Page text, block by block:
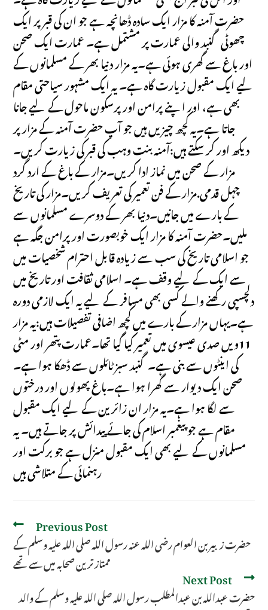
حضرت آمنہ کا مزار ایک سادہ ڈھانچہ ہے جو ان کی قبر پر ایک
چھوٹی گنبد والی عمارت پر مشتمل ہے۔ عمارت ایک صحن
اور باغ سے گھری ہوئی ہے۔یہ مزار دنیا بھر کے مسلمانوں کے
لیے ایک مقبول زیارت گاہ ہے۔ یہ ایک مشہور سیاحتی مقام
بھی ہے، اور اپنے پرامن اور پرسکون ماحول کے لیے جانا
جاتا ہے۔یہ کچھ چیزیں ہیں جو آپ حضرت آمنہ کے مزار پر
دیکھ اور کر سکتے ہیں:آمنہ بنت وہب کی قبر کی زیارت کریں۔
مزار کے صحن میں نماز ادا کریں۔مزار کے باغ کے ارد گرد
چہل قدمی.مزار کے فن تعمیر کی تعریف کریں۔مزار کی تاریخ
کے بارے میں جانیں۔دنیا بھر کے دوسرے مسلمانوں سے
ملیں۔حضرت آمنہ کا مزار ایک خوبصورت اور پرامن جگہ ہے
جو اسلامی تاریخ کی سب سے زیادہ قابل احترام شخصیات میں
سے ایک کے لیے وقف ہے۔ اسلامی ثقافت اور تاریخ میں
دلچسپی رکھنے والے کسی بھی مسافر کے لیے یہ ایک لازمی دورہ
ہے۔یہاں مزار کے بارے میں کچھ اضافی تفصیلات ہیں:یہ مزار
11ویں صدی عیسوی میں تعمیر کیا گیا تھا۔عمارت پتھر اور مٹی
کی اینٹوں سے بنی ہے۔گنبد سبز ٹائلوں سے ڈھکا ہوا ہے۔
صحن ایک دیوار سے گھرا ہوا ہے۔باغ پھولوں اور درختوں
سے لگا ہوا ہے۔یہ مزار ان زائرین کے لیے ایک مقبول
مقام ہے جو پیغمبر اسلام کی جائے پیدائش پر جاتے ہیں۔ یہ
مسلمانوں کے لیے بھی ایک مقبول منزل ہے جو برکت اور
رہنمائی کے متلاشی ہیں
Previous Post
حضرت زبیر بن العوام رضی اللہ عنہ رسول اللہ صلی اللہ علیہ وسلم کے
ممتاز ترین صحابہ میں سے تھے
Next Post
حضرت عبداللہ بن عبدالمطلب رسول اللہ صلی اللہ علیہ وسلم کے والد